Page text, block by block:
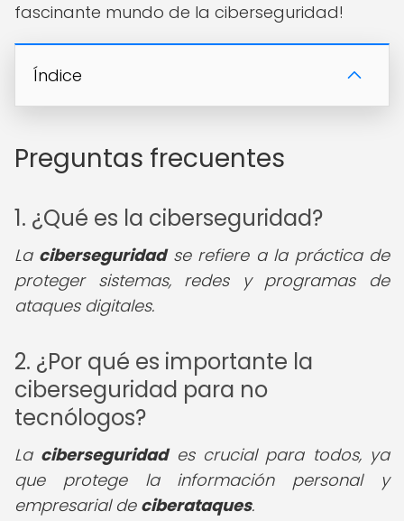
fascinante mundo de la ciberseguridad!
Índice
Preguntas frecuentes
1. ¿Qué es la ciberseguridad?
La ciberseguridadse refiere a la práctica de
proteger sistemas, redes y programas de
ataques digitales.
2. ¿Por qué es importante la
ciberseguridad para no
tecnólogos?
La ciberseguridades crucial para todos, ya
que protege la información personal y
empresarial de ciberataques.